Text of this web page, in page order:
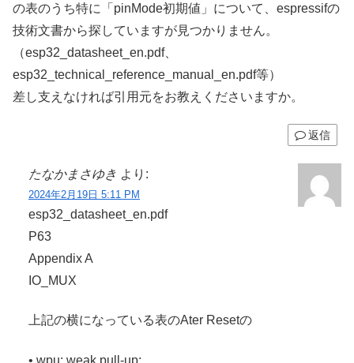
の表のうち特に「pinMode初期値」について、espressifの
技術文書から探していますが見つかりません。
（esp32_datasheet_en.pdf、
esp32_technical_reference_manual_en.pdf等）
差し支えなければ引用元をお教えくださいますか。
返信
たなかまさゆき より:
2024年2月19日 5:11 PM
esp32_datasheet_en.pdf
P63
Appendix A
IO_MUX
上記の横になっている表のAter Resetの
• wpu: weak pull-up;